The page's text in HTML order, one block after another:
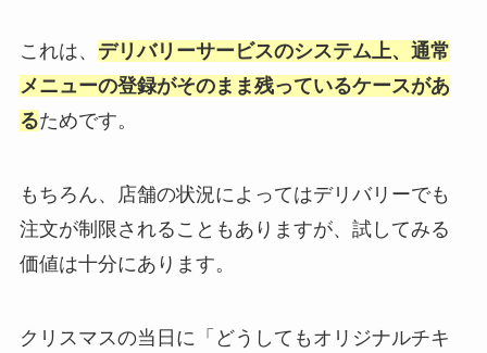
これは、 デリバリーサービスのシステム上、通常
メニューの登録がそのまま残っているケースがあ
るためです。
もちろん、店舗の状況によってはデリバリーでも
注文が制限されることもありますが、試してみる
価値は十分にあります。
クリスマスの当日に「どうしてもオリジナルチキ